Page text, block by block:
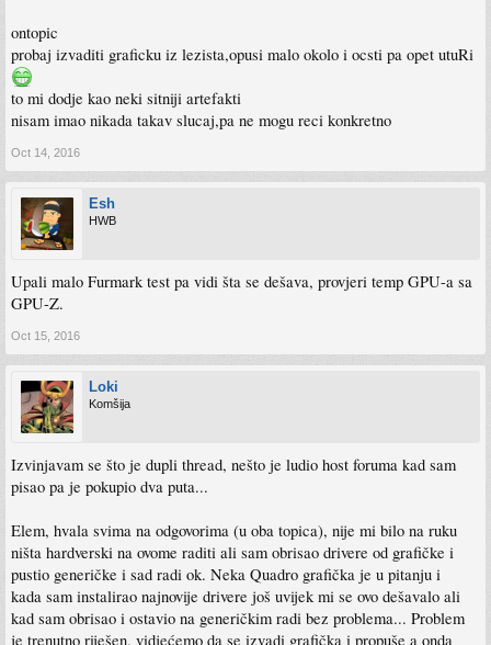
ontopic
probaj izvaditi graficku iz lezista,opusi malo okolo i ocsti pa opet utuRi
to mi dodje kao neki sitniji artefakti
nisam imao nikada takav slucaj,pa ne mogu reci konkretno
Oct 14, 2016
Esh
HWB
Upali malo Furmark test pa vidi šta se dešava, provjeri temp GPU-a sa
GPU-Z.
Oct 15, 2016
Loki
Komšija
Izvinjavam se što je dupli thread, nešto je ludio host foruma kad sam
pisao pa je pokupio dva puta...
Elem, hvala svima na odgovorima (u oba topica), nije mi bilo na ruku
ništa hardverski na ovome raditi ali sam obrisao drivere od grafičke i
pustio generičke i sad radi ok. Neka Quadro grafička je u pitanju i
kada sam instalirao najnovije drivere još uvijek mi se ovo dešavalo ali
kad sam obrisao i ostavio na generičkim radi bez problema... Problem
je trenutno riješen, vidjećemo da se izvadi grafička i propuše a onda